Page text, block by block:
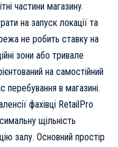
частини магазину.
на запуск локації та
не робить ставку на
зони або тривале
на самостійний
перебування в магазині.
фахівці RetailPro
щільність
залу. Основний простір